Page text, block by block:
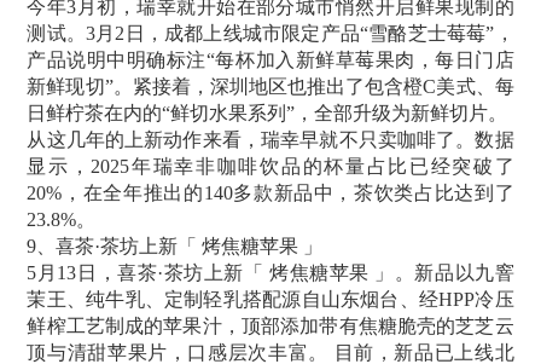
今年3月初，瑞幸就开始在部分城市悄然开启鲜果现制的
测试。3月2日，成都上线城市限定产品“雪酪芝士莓莓”，
产品说明中明确标注“每杯加入新鲜草莓果肉，每日门店
新鲜现切”。紧接着，深圳地区也推出了包含橙C美式、每
日鲜柠茶在内的“鲜切水果系列”，全部升级为新鲜切片。
从这几年的上新动作来看，瑞幸早就不只卖咖啡了。数据
显示，2025年瑞幸非咖啡饮品的杯量占比已经突破了
20%，在全年推出的140多款新品中，茶饮类占比达到了
23.8%。
9、喜茶·茶坊上新「 烤焦糖苹果 」
5月13日，喜茶·茶坊上新「 烤焦糖苹果 」。新品以九窨
茉王、纯牛乳、定制轻乳搭配源自山东烟台、经HPP冷压
鲜榨工艺制成的苹果汁，顶部添加带有焦糖脆壳的芝芝云
顶与清甜苹果片，口感层次丰富。 目前，新品已上线北